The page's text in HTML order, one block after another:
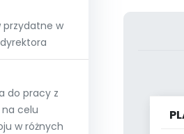
przydatne w
do pracy z
celu
w różnych